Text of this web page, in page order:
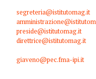
segreteria@istitutomag.it
preside@istitutomag.it
direttrice@istitutomag.it
giaveno@pec.fma-ipi.it